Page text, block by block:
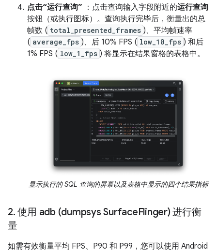
点击“运行查询” ：点击查询输入字段附近的运行查询
按钮（或执行图标）。查询执行完毕后，衡量出的总
帧数 ( total_presented_frames )、平均帧速率
( average_fps )、后 10% FPS ( low_10_fps ) 和后
1% FPS ( low_1_fps ) 将显示在结果窗格的表格中。
显示执行的 SQL 查询的屏幕以及表格中显示的四个结果指标
2. 使用 adb (dumpsys SurfaceFlinger) 进行衡
量
如需有效衡量平均 FPS、P90 和 P99，您可以使用 Android